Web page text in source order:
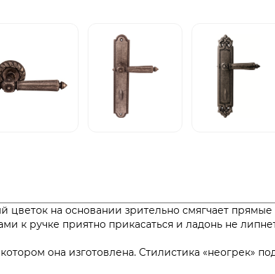
на основании зрительно смягчает
к ручке приятно прикасаться и ладонь не
она изготовлена. Стилистика «неогрек»